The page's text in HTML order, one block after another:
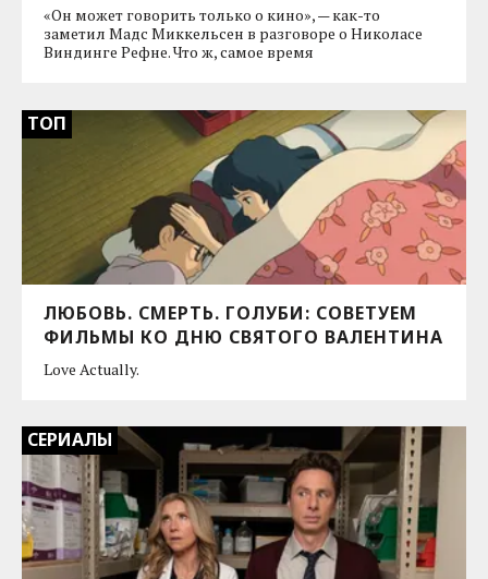
«Он может говорить только о кино», — как-то
заметил Мадс Миккельсен в разговоре о Николасе
Виндинге Рефне. Что ж, самое время
ТОП
ЛЮБОВЬ. СМЕРТЬ. ГОЛУБИ: СОВЕТУЕМ
ФИЛЬМЫ КО ДНЮ CВЯТОГО ВАЛЕНТИНА
Love Actually.
СЕРИАЛЫ